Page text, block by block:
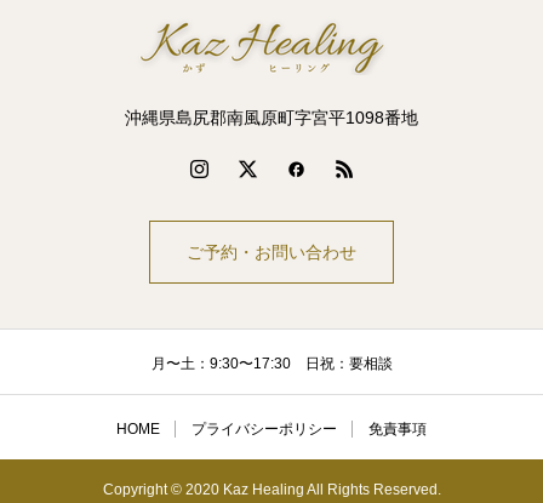
沖縄県島尻郡南風原町字宮平1098番地
ご予約・お問い合わせ
月〜土：9:30〜17:30 日祝：要相談
HOME プライバシーポリシー 免責事項
Copyright © 2020 Kaz Healing All Rights Reserved.